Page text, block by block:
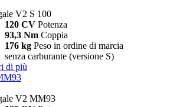
V2 S 100
120 CV Potenza
93,3 Nm Coppia
176 kg Peso in ordine di marcia
senza carburante (versione S)
di più
V2 MM93